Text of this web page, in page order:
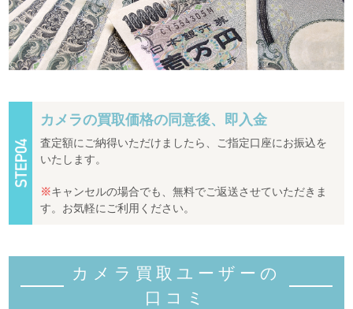
カメラの買取価格の同意後、即入金
査定額にご納得いただけましたら、ご指定口座にお振込を
いたします。
※キャンセルの場合でも、無料でご返送させていただきま
す。お気軽にご利用ください。
カメラ買取ユーザーの
口コミ